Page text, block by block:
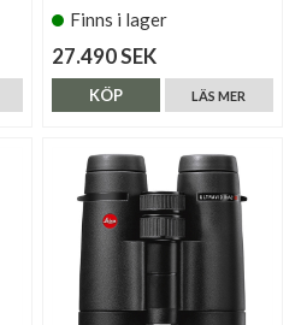
Finns i lager
27.490 SEK
LÄS MER
KÖP